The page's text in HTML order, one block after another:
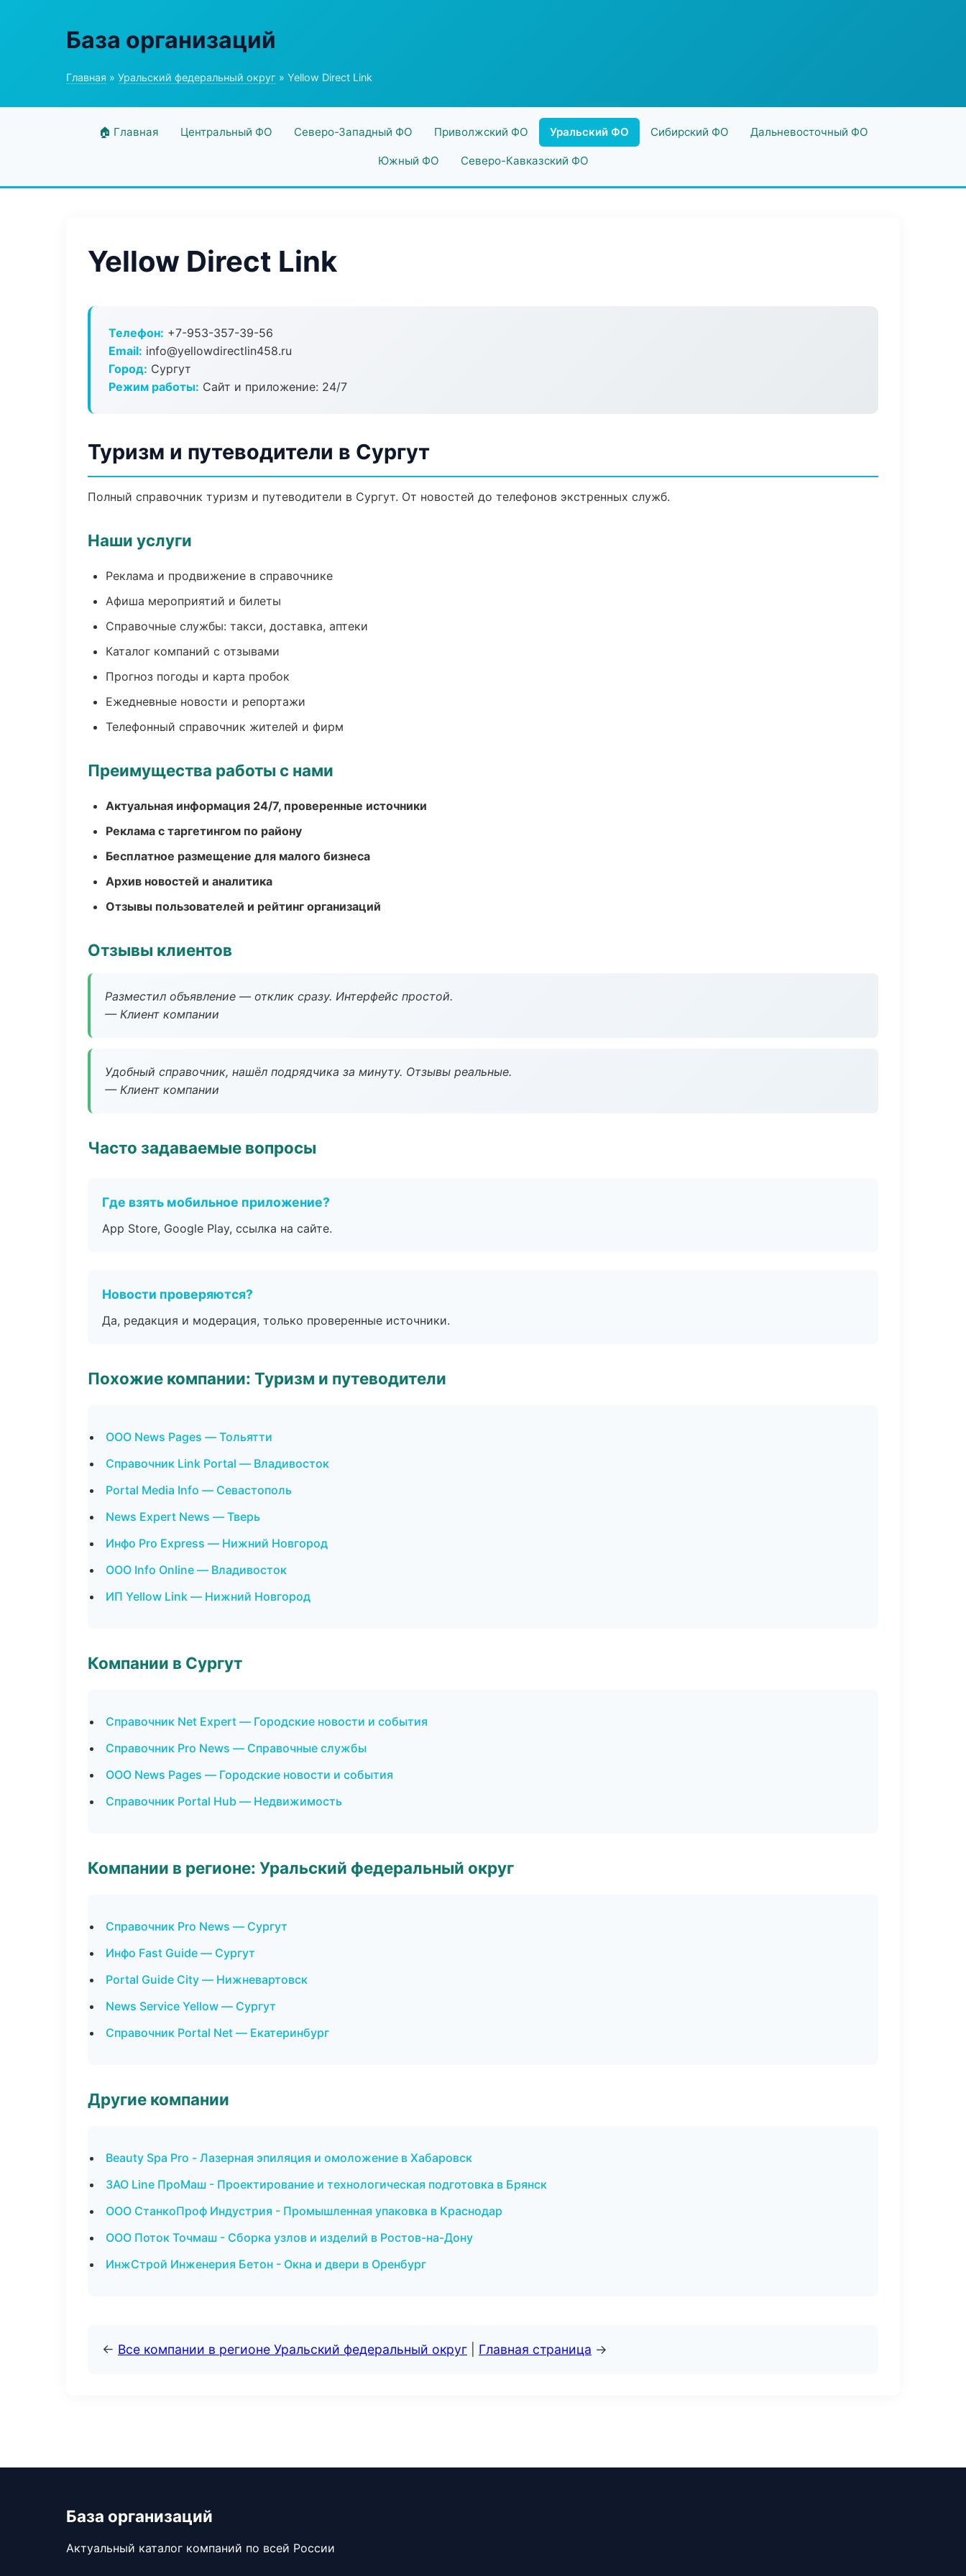
База организаций
Главная » Уральский федеральный округ » Yellow Direct Link
🏠 Главная Центральный ФО Северо-Западный ФО Приволжский ФО Уральский ФО Сибирский ФО Дальневосточный ФО
Южный ФО Северо-Кавказский ФО
Yellow Direct Link
Телефон: +7-953-357-39-56
Email: info@yellowdirectlin458.ru
Город: Сургут
Режим работы: Сайт и приложение: 24/7
Туризм и путеводители в Сургут
Полный справочник туризм и путеводители в Сургут. От новостей до телефонов экстренных служб.
Наши услуги
Реклама и продвижение в справочнике
Афиша мероприятий и билеты
Справочные службы: такси, доставка, аптеки
Каталог компаний с отзывами
Прогноз погоды и карта пробок
Ежедневные новости и репортажи
Телефонный справочник жителей и фирм
Преимущества работы с нами
Актуальная информация 24/7, проверенные источники
Реклама с таргетингом по району
Бесплатное размещение для малого бизнеса
Архив новостей и аналитика
Отзывы пользователей и рейтинг организаций
Отзывы клиентов
Разместил объявление — отклик сразу. Интерфейс простой.
— Клиент компании
Удобный справочник, нашёл подрядчика за минуту. Отзывы реальные.
— Клиент компании
Часто задаваемые вопросы
Где взять мобильное приложение?
App Store, Google Play, ссылка на сайте.
Новости проверяются?
Да, редакция и модерация, только проверенные источники.
Похожие компании: Туризм и путеводители
ООО News Pages — Тольятти
Справочник Link Portal — Владивосток
Portal Media Info — Севастополь
News Expert News — Тверь
Инфо Pro Express — Нижний Новгород
ООО Info Online — Владивосток
ИП Yellow Link — Нижний Новгород
Компании в Сургут
Справочник Net Expert — Городские новости и события
Справочник Pro News — Справочные службы
ООО News Pages — Городские новости и события
Справочник Portal Hub — Недвижимость
Компании в регионе: Уральский федеральный округ
Справочник Pro News — Сургут
Инфо Fast Guide — Сургут
Portal Guide City — Нижневартовск
News Service Yellow — Сургут
Справочник Portal Net — Екатеринбург
Другие компании
Beauty Spa Pro - Лазерная эпиляция и омоложение в Хабаровск
ЗАО Line ПроМаш - Проектирование и технологическая подготовка в Брянск
ООО СтанкоПроф Индустрия - Промышленная упаковка в Краснодар
ООО Поток Точмаш - Сборка узлов и изделий в Ростов-на-Дону
ИнжСтрой Инженерия Бетон - Окна и двери в Оренбург
← Все компании в регионе Уральский федеральный округ Главная страница →
База организаций
Актуальный каталог компаний по всей России